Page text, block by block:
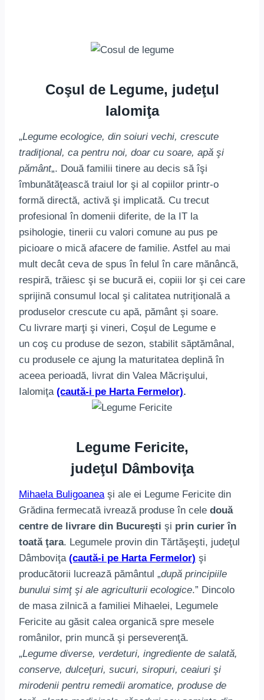
Coşul de Legume, judeţul
Ialomiţa
„Legume ecologice, din soiuri vechi, crescute
tradiţional, ca pentru noi, doar cu soare, apă şi
pământ„. Două familii tinere au decis să îşi
îmbunătăţească traiul lor şi al copiilor printr-o
formă directă, activă şi implicată. Cu trecut
profesional în domenii diferite, de la IT la
psihologie, tinerii cu valori comune au pus pe
picioare o mică afacere de familie. Astfel au mai
mult decât ceva de spus în felul în care mănâncă,
respiră, trăiesc şi se bucură ei, copiii lor şi cei care
sprijină consumul local şi calitatea nutriţională a
produselor crescute cu apă, pământ şi soare.
Cu livrare marţi şi vineri, Coşul de Legume e
un coş cu produse de sezon, stabilit săptămânal,
cu produsele ce ajung la maturitatea deplină în
aceea perioadă, livrat din Valea Măcrişului,
Ialomiţa (caută-i pe Harta Fermelor).
Legume Fericite,
judeţul Dâmboviţa
Mihaela Buligoaneaşi ale ei Legume Fericite din
Grădina fermecată ivrează produse în cele două
centre de livrare din Bucureşti şi prin curier în
toată ţara. Legumele provin din Tărtăşeşti, judeţul
Dâmboviţa (caută-i pe Harta Fermelor) şi
producătorii lucrează pământul „după principiile
bunului simţ şi ale agriculturii ecologice.” Dincolo
de masa zilnică a familiei Mihaelei, Legumele
Fericite au găsit calea organică spre mesele
românilor, prin muncă şi perseverenţă.
„Legume diverse, verdeturi, ingrediente de salată,
conserve, dulceţuri, sucuri, siropuri, ceaiuri şi
mirodenii pentru remedii aromatice, produse de